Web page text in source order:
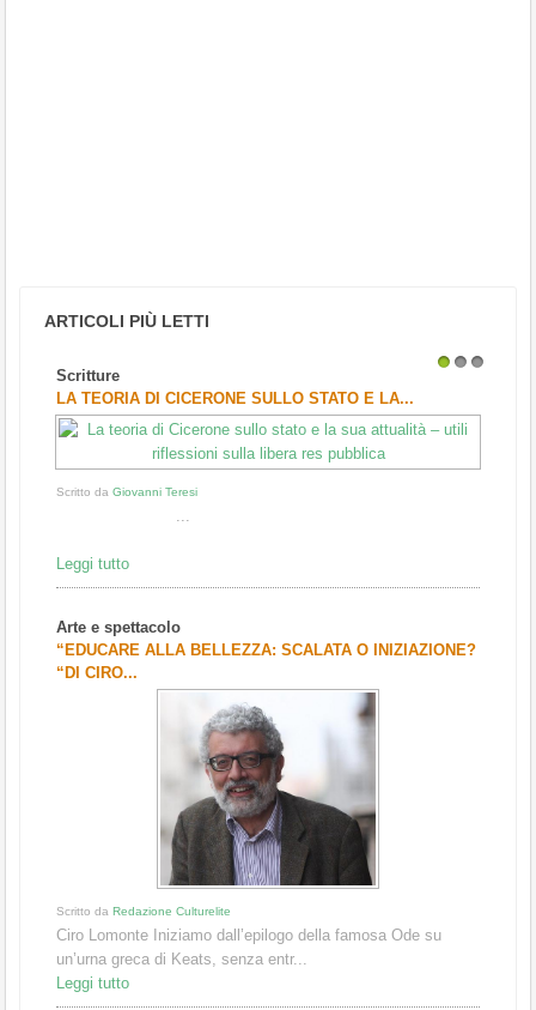
ARTICOLI PIÙ LETTI
Scritture
LA TEORIA DI CICERONE SULLO STATO E LA...
Scritto da Giovanni Teresi
...
Leggi tutto
Arte e spettacolo
“EDUCARE ALLA BELLEZZA: SCALATA O INIZIAZIONE?
“DI CIRO...
Scritto da Redazione Culturelite
Ciro Lomonte Iniziamo dall’epilogo della famosa Ode su
un’urna greca di Keats, senza entr...
Leggi tutto